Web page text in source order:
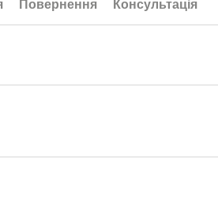
Повернення Консультація